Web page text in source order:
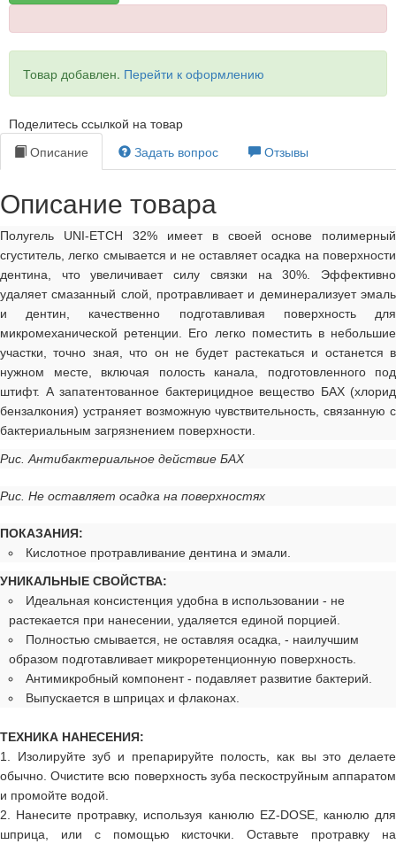
Товар добавлен. Перейти к оформлению
Поделитесь ссылкой на товар
Описание
Задать вопрос Отзывы
Описание товара
Полугель UNI-ETCH 32% имеет в своей основе полимерный
сгуститель, легко смывается и не оставляет осадка на поверхности
дентина, что увеличивает силу связки на 30%. Эффективно
удаляет смазанный слой, протравливает и деминерализует эмаль
и дентин, качественно подготавливая поверхность для
микромеханической ретенции. Его легко поместить в небольшие
участки, точно зная, что он не будет растекаться и останется в
нужном месте, включая полость канала, подготовленного под
штифт. А запатентованное бактерицидное вещество БАХ (хлорид
бензалкония) устраняет возможную чувствительность, связанную с
бактериальным загрязнением поверхности.
Рис. Антибактериальное действие БАХ
Рис. Не оставляет осадка на поверхностях
ПОКАЗАНИЯ:
Кислотное протравливание дентина и эмали.
УНИКАЛЬНЫЕ СВОЙСТВА:
Идеальная консистенция удобна в использовании - не
растекается при нанесении, удаляется единой порцией.
Полностью смывается, не оставляя осадка, - наилучшим
образом подготавливает микроретенционную поверхность.
Антимикробный компонент - подавляет развитие бактерий.
Выпускается в шприцах и флаконах.
ТЕХНИКА НАНЕСЕНИЯ:
1. Изолируйте зуб и препарируйте полость, как вы это делаете
обычно. Очистите всю поверхность зуба пескоструйным аппаратом
и промойте водой.
2. Нанесите протравку, используя канюлю EZ-DOSE, канюлю для
шприца, или с помощью кисточки. Оставьте протравку на